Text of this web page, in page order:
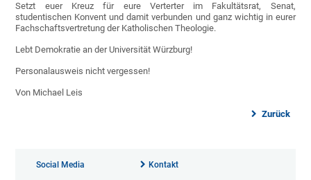
Setzt euer Kreuz für eure Verterter im Fakultätsrat, Senat,
studentischen Konvent und damit verbunden und ganz wichtig in eurer
Fachschaftsvertretung der Katholischen Theologie.
Lebt Demokratie an der Universität Würzburg!
Personalausweis nicht vergessen!
Von Michael Leis
Zurück
Social Media Kontakt